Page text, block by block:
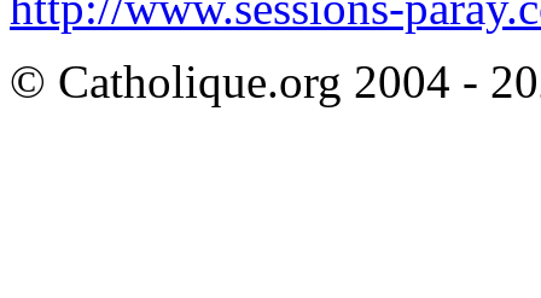
© Catholique.org 2004 -